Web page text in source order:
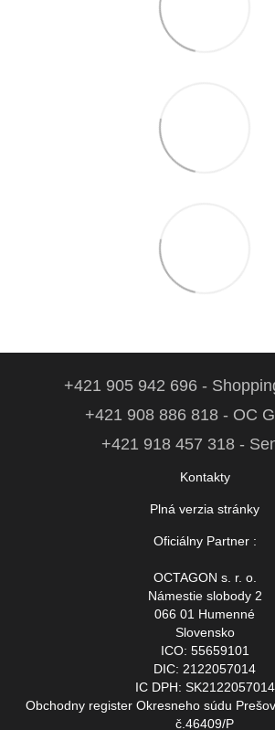
+421 905 942 696 -
+421 908 886 818 - OC
+421 918 457 318 -
Kontakty
Plná verzia stránky
Oficiálny Partner :
OCTAGON s. r. o.
Námestie slobody 2
066 01 Humenné
Slovensko
ICO: 55659101
DIC: 2122057014
IC DPH: SK2122057014
Obchodny register Okresneho súdu
č.46409/P